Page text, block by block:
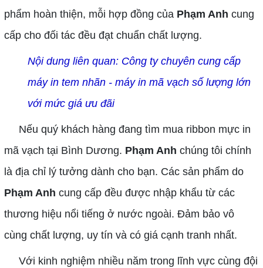
phẩm hoàn thiện, mỗi hợp đồng của Phạm Anh cung
cấp cho đối tác đều đạt chuẩn chất lượng.
Nội dung liên quan: Công ty chuyên cung cấp
máy in tem nhãn - máy in mã vạch sốlượng lớn
với mức giá ưu đãi
Nếu quý khách hàng đang tìm mua ribbon mực in
mã vạch tại Bình Dương. Phạm Anh chúng tôi chính
là địa chỉ lý tưởng dành cho bạn. Các sản phẩm do
Phạm Anh cung cấp đều được nhập khẩu từ các
thương hiệu nổi tiếng ở nước ngoài. Đảm bảo vô
cùng chất lượng, uy tín và có giá cạnh tranh nhất.
Với kinh nghiệm nhiều năm trong lĩnh vực cùng đội